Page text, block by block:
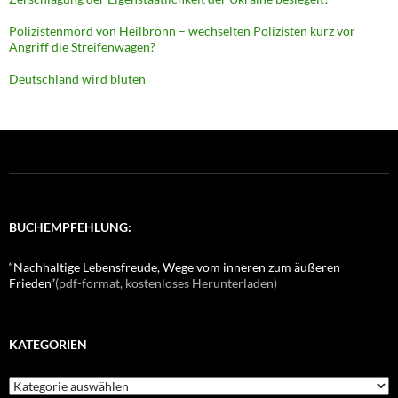
Polizistenmord von Heilbronn – wechselten Polizisten kurz vor
Angriff die Streifenwagen?
Deutschland wird bluten
BUCHEMPFEHLUNG:
“Nachhaltige Lebensfreude, Wege vom inneren zum äußeren
Frieden”(pdf-format, kostenloses Herunterladen)
KATEGORIEN
K